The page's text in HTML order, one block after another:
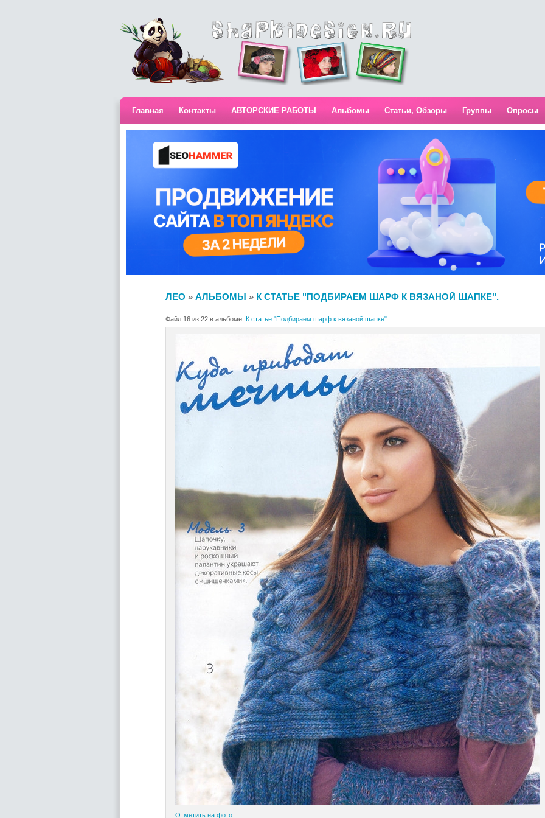
Главная Контакты АВТОРСКИЕ РАБОТЫ Альбомы Статьи, Обзоры Группы Опросы
ЛЕО » АЛЬБОМЫ » К СТАТЬЕ "ПОДБИРАЕМ ШАРФ К ВЯЗАНОЙ ШАПКЕ".
Файл 16 из 22 в альбоме: К статье "Подбираем шарф к вязаной шапке".
Отметить на фото